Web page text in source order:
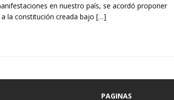
en nuestro país, se acordó proponer
la constitución creada bajo […]
PAGINAS